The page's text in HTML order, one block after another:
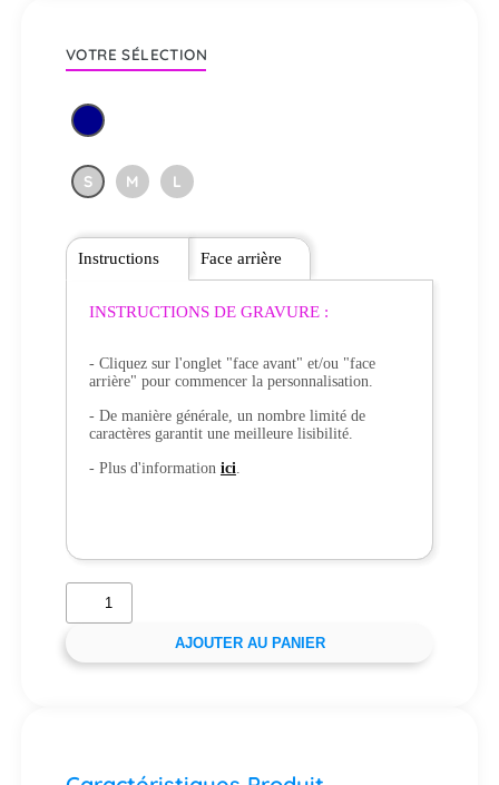
VOTRE SÉLECTION
S M L
Instructions
INSTRUCTIONS DE GRAVURE :
- Cliquez sur l'onglet "face avant" et/ou "face
arrière" pour commencer la personnalisation.
- De manière générale, un nombre limité de
caractères garantit une meilleure lisibilité.
- Plus d'information ici.
Face arrière
AJOUTER AU PANIER